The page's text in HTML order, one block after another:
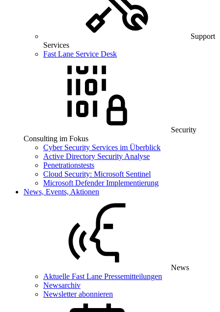
Support
Services
Fast Lane Service Desk
Security
Consulting im Fokus
Cyber Security Services im Überblick
Active Directory Security Analyse
Penetrationstests
Cloud Security: Microsoft Sentinel
Microsoft Defender Implementierung
News, Events, Aktionen
News
Aktuelle Fast Lane Pressemitteilungen
Newsarchiv
Newsletter abonnieren